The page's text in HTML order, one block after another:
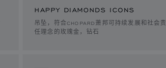
HAPPY DIAMONDS ICONS
吊坠，符合CHOPARD萧邦可持续发展和社会责
任理念的玫瑰金，钻石